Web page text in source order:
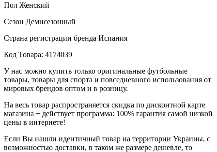
Пол Женский
Сезон Демисезонный
Страна регистрации бренда Испания
Код Товара: 4174039
У нас можно купить только оригинальные футбольные
товары, товары для спорта и повседневного использования от
мировых брендов оптом и в розницу.
На весь товар распространяется скидка по дисконтной карте
магазина + действует программа: 100% гарантия самой низкой
цены в интернете!
Если Вы нашли идентичный товар на территории Украины, с
возможностью доставки, в таком же размере дешевле, то